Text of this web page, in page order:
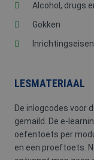
Alcohol, drugs
Gokken
LESMATERIAAL
De inlogcodes voor
gemaild. De e-
oefentoets per
en een proeftoets.